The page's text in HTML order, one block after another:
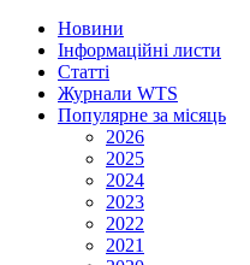
Новини
Інформаційні листи
Статті
Журнали WTS
Популярне за місяць
2026
2025
2024
2023
2022
2021